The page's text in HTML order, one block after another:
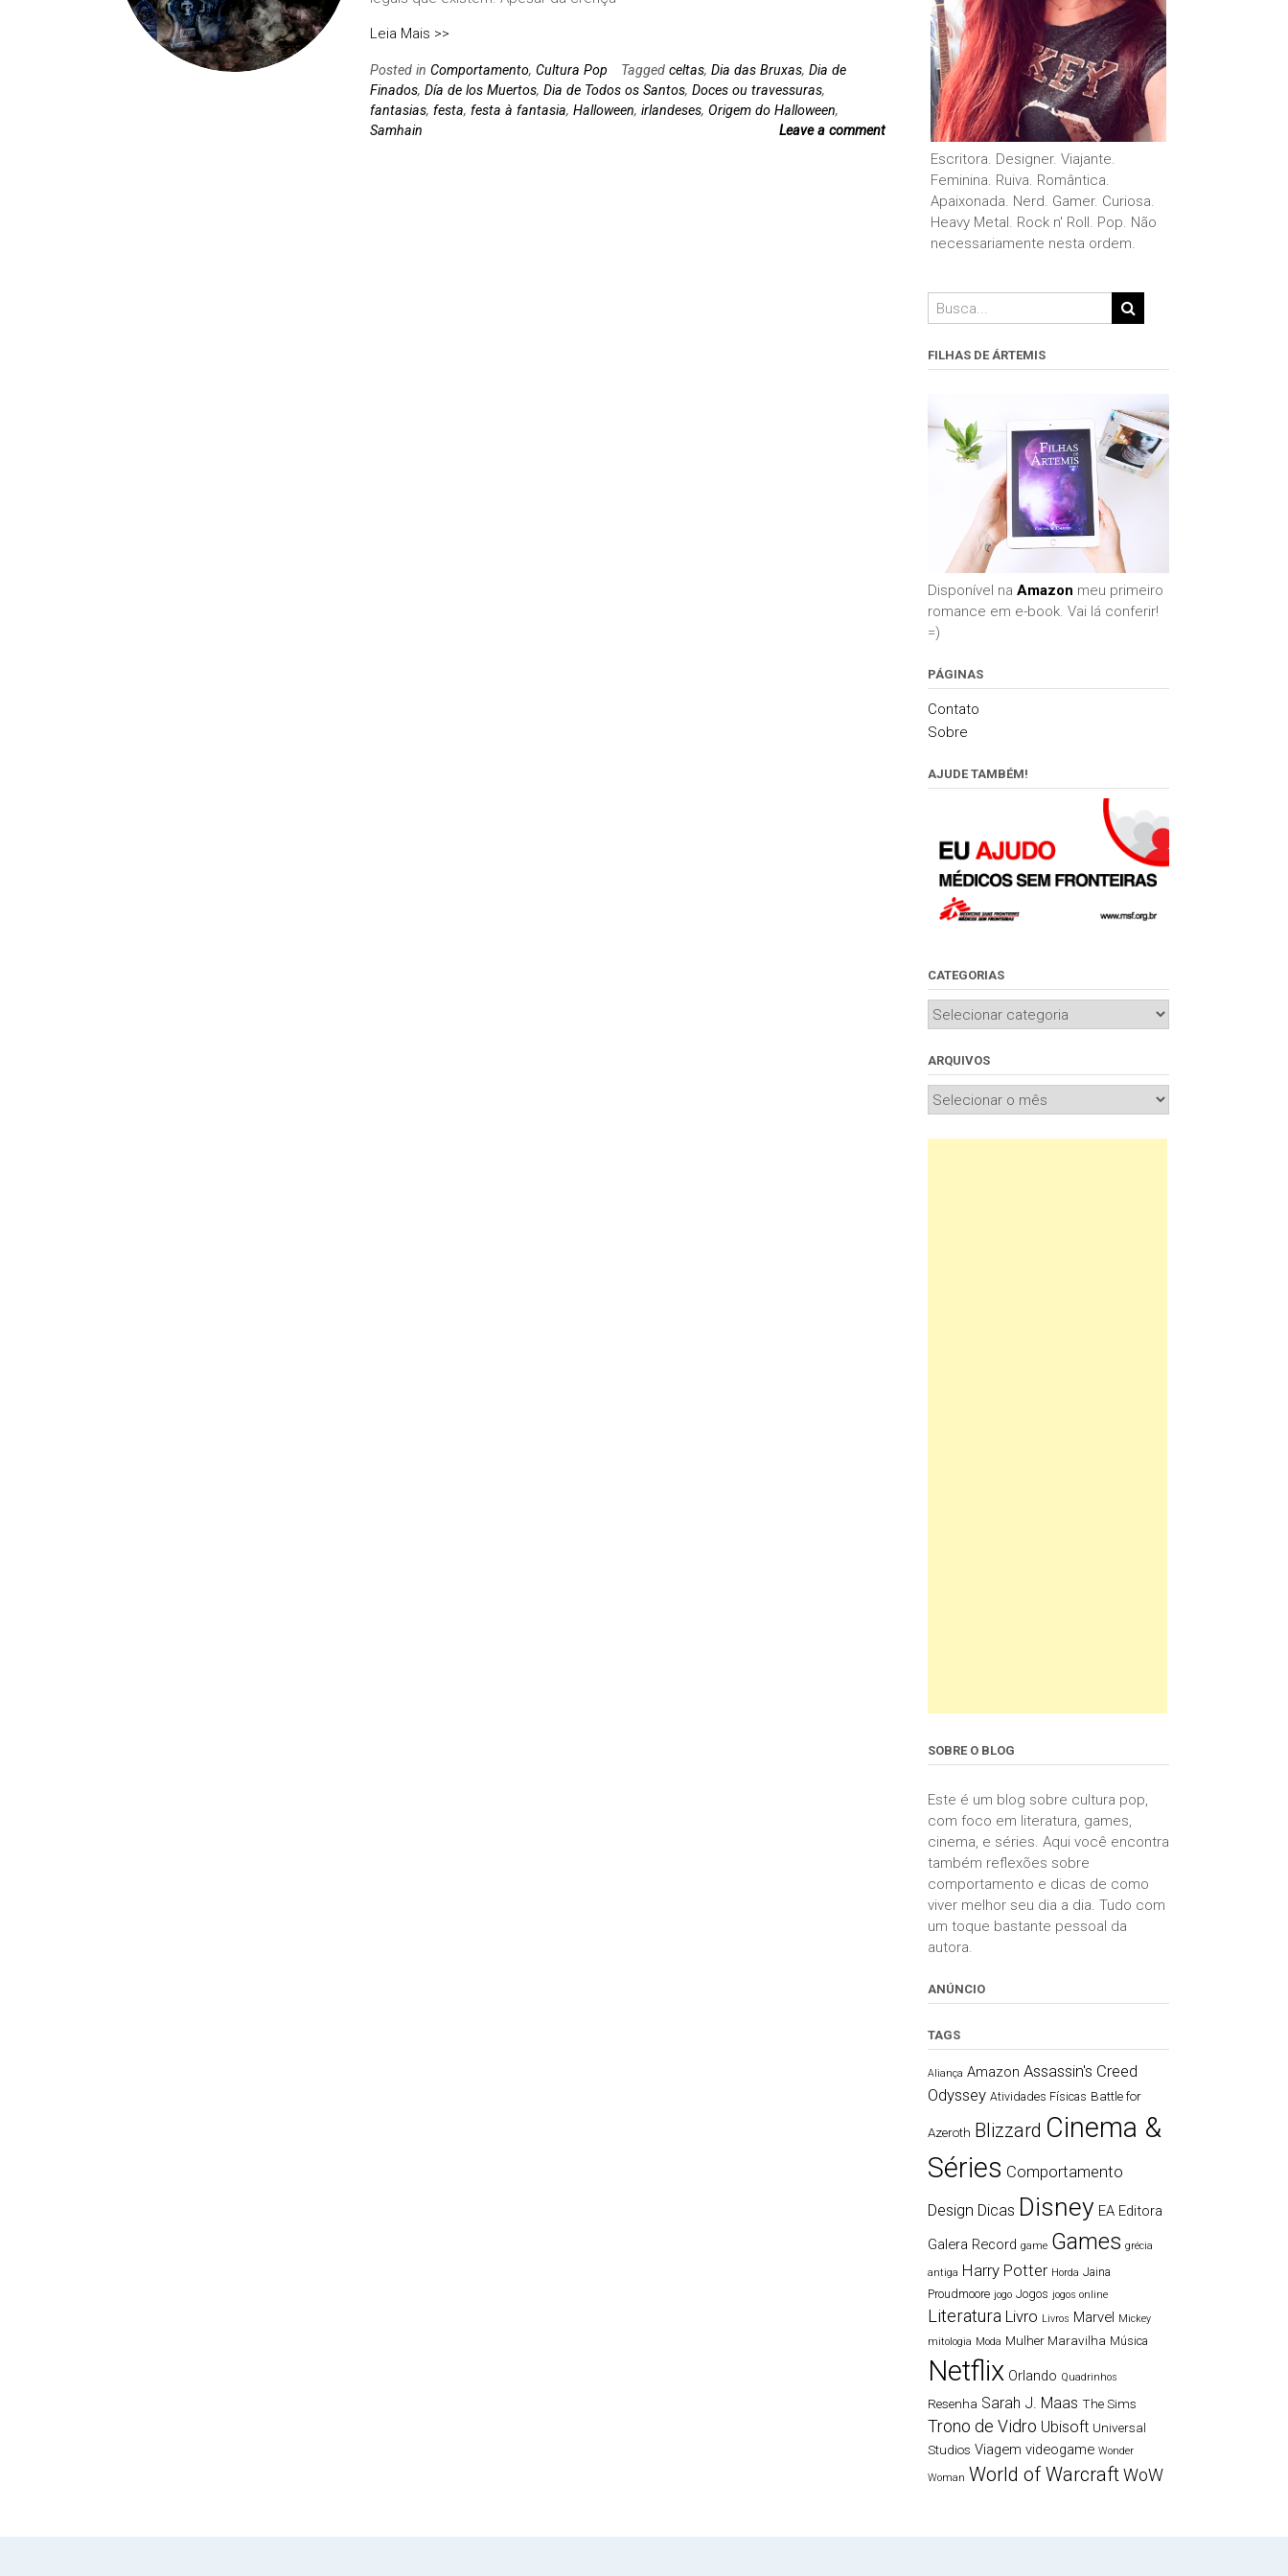
Leia Mais >>
Posted in Comportamento, Cultura Pop Tagged celtas, Dia das Bruxas, Dia de
Finados, Día de los Muertos, Dia de Todos os Santos, Doces ou travessuras,
fantasias, festa, festa à fantasia, Halloween, irlandeses, Origem do Halloween,
Samhain
Leave a comment
Escritora. Designer. Viajante.
Feminina. Ruiva. Romântica.
Apaixonada. Nerd. Gamer. Curiosa.
Heavy Metal. Rock n' Roll. Pop. Não
necessariamente nesta ordem.
FILHAS DE ÁRTEMIS
Disponível na Amazon meu primeiro
romance em e-book. Vai lá conferir!
=)
PÁGINAS
Contato
Sobre
AJUDE TAMBÉM!
CATEGORIAS
Categorias
ARQUIVOS
Arquivos
SOBRE O BLOG
Este é um blog sobre cultura pop,
com foco em literatura, games,
cinema, e séries. Aqui você encontra
também reflexões sobre
comportamento e dicas de como
viver melhor seu dia a dia. Tudo com
um toque bastante pessoal da
autora.
ANÚNCIO
TAGS
Aliança Amazon Assassin's Creed
Odyssey Atividades Físicas Battle for
Azeroth Blizzard Cinema &
Séries Comportamento
Design Dicas Disney EA Editora
Galera Record game Games grécia
antiga Harry Potter Horda Jaina
Proudmoore jogo Jogos jogos online
Literatura Livro Livros Marvel
Mickey
mitologia Moda Mulher Maravilha Música
Netflix Orlando Quadrinhos
Resenha Sarah J. Maas The Sims
Trono de Vidro Ubisoft Universal
Studios Viagem videogame Wonder
Woman World of Warcraft WoW